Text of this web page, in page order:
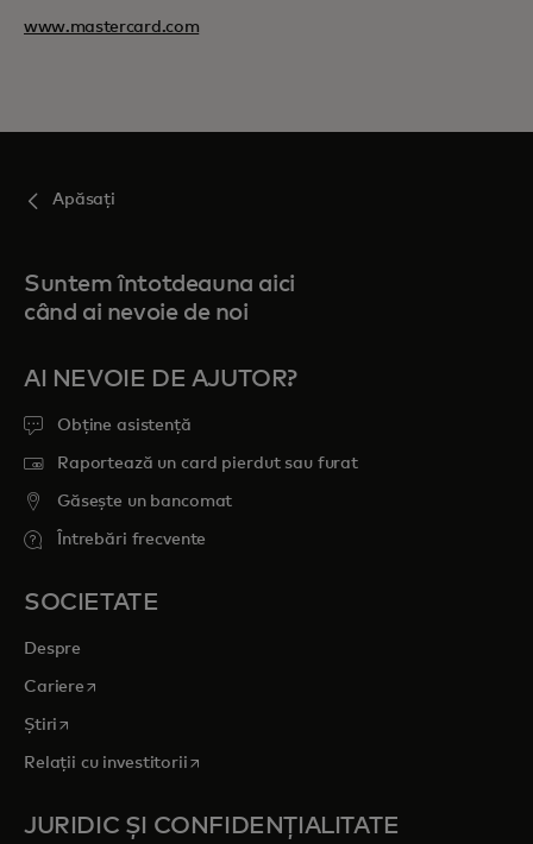
www.mastercard.com
Apăsați
Suntem întotdeauna aici
când ai nevoie de noi
AI NEVOIE DE AJUTOR?
Obține asistență
Raportează un card pierdut sau furat
Găsește un bancomat
Întrebări frecvente
SOCIETATE
Despre
Cariere opens in a new tab
Știri opens in a new tab
Relații cu investitoriiopens in a new tab
JURIDIC ȘI CONFIDENȚIALITATE